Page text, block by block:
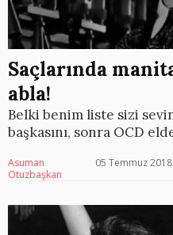
Saçlarında
abla!
Belki benim liste sizi
başkasını, sonra OCD
Asuman
Otuzbaşkan
05 Temmuz 2018